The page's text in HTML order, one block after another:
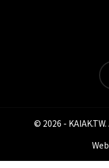
© 2026 -